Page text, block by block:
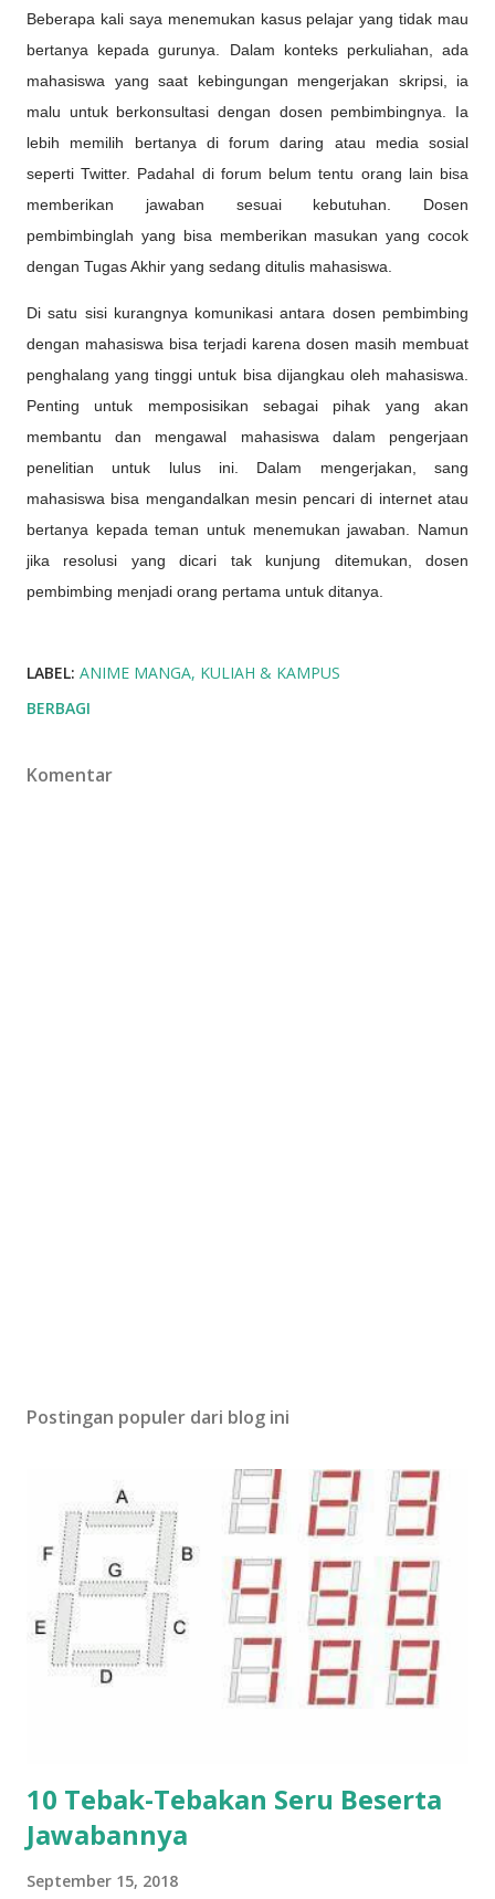
Beberapa kali saya menemukan kasus pelajar yang tidak mau
bertanya kepada gurunya. Dalam konteks perkuliahan, ada
mahasiswa yang saat kebingungan mengerjakan skripsi, ia
malu untuk berkonsultasi dengan dosen pembimbingnya. Ia
lebih memilih bertanya di forum daring atau media sosial
seperti Twitter. Padahal di forum belum tentu orang lain bisa
memberikan jawaban sesuai kebutuhan. Dosen
pembimbinglah yang bisa memberikan masukan yang cocok
dengan Tugas Akhir yang sedang ditulis mahasiswa.
Di satu sisi kurangnya komunikasi antara dosen pembimbing
dengan mahasiswa bisa terjadi karena dosen masih membuat
penghalang yang tinggi untuk bisa dijangkau oleh mahasiswa.
Penting untuk memposisikan sebagai pihak yang akan
membantu dan mengawal mahasiswa dalam pengerjaan
penelitian untuk lulus ini. Dalam mengerjakan, sang
mahasiswa bisa mengandalkan mesin pencari di internet atau
bertanya kepada teman untuk menemukan jawaban. Namun
jika resolusi yang dicari tak kunjung ditemukan, dosen
pembimbing menjadi orang pertama untuk ditanya.
LABEL: ANIME MANGA KULIAH & KAMPUS
BERBAGI
Komentar
Postingan populer dari blog ini
10 Tebak-Tebakan Seru Beserta
Jawabannya
September 15, 2018